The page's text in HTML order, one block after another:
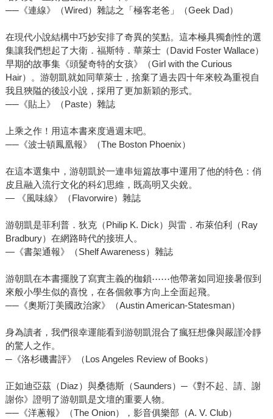
──《連線》（Wired）雜誌之「極客老爸」（Geek Dad）
在現代小說結構中巧妙安排了奇異的笑點。這本極具獨創性的選
集讓我們想起了大衛．福斯特．華萊士（David Foster Wallace）
早期的故事集《頭髮奇特的女孩》（Girl with the Curious
Hair）。游朝凱就如同華萊士，捨棄了過去四十年來較為重視自
我且狹隘的後設小說，採用了更加新穎的形式。
──《貼上》（Paste）雜誌
上乘之作！用這本書來度過週末吧。
──《波士頓鳳凰報》（The Boston Phoenix）
在這本選集中，游朝凱於一連串短篇故事中運用了他的特色：俏
皮且融入流行文化的科幻思維，既高明又尖銳。
— 《風味線》（Flavorwire）雜誌
游朝凱是菲利普．狄克（Philip K. Dick）與雷．布萊伯利（Ray
Bradbury）在網路時代的接班人。
—《書架通報》（Shelf Awareness）雜誌
游朝凱在本書擺脫了寫實主義的枷鎖⋯⋯他帶著如同迎接暑假到
來般小學生似的喜悅，在各個敘事方向上全面起飛。
──《奧斯汀美國政治家》（Austin American-Statesman）
身為讀者，我們很幸運能看到游朝凱混合了瘋狂想像與嚴謹冷靜
的驚人之作。
─《洛杉磯書評》（Los Angeles Review of Books）
正如迪亞茲（Diaz）與桑德斯（Saunders）─《對不起、請、謝
謝你》證明了游朝凱是文壇的重要人物。
──《洋蔥報》（The Onion），影音俱樂部（A. V. Club）